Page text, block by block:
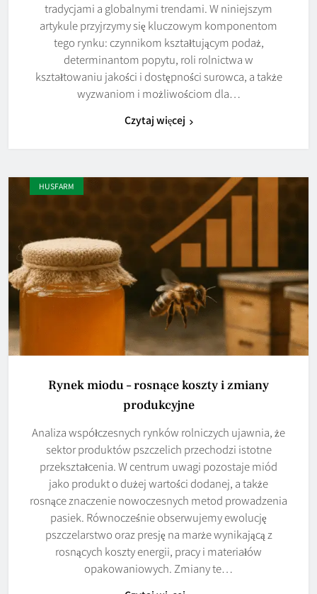
tradycjami a globalnymi trendami. W niniejszym
artykule przyjrzymy się kluczowym komponentom
tego rynku: czynnikom kształtującym podaż,
determinantom popytu, roli rolnictwa w
kształtowaniu jakości i dostępności surowca, a także
wyzwaniom i możliwościom dla…
Czytaj więcej
HUSFARM
Rynek miodu – rosnące koszty i zmiany
produkcyjne
Analiza współczesnych rynków rolniczych ujawnia, że
sektor produktów pszczelich przechodzi istotne
przekształcenia. W centrum uwagi pozostaje miód
jako produkt o dużej wartości dodanej, a także
rosnące znaczenie nowoczesnych metod prowadzenia
pasiek. Równocześnie obserwujemy ewolucję
pszczelarstwo oraz presję na marże wynikającą z
rosnących koszty energii, pracy i materiałów
opakowaniowych. Zmiany te…